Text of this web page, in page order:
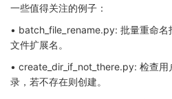
一些值得关注的例子：
• batch_file_rename.py: 批量重命名
文件扩展名。
• create_dir_if_not_there.py: 检查用
录，若不存在则创建。